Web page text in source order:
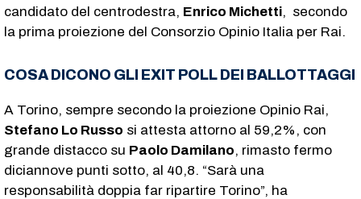
candidato del centrodestra, Enrico Michetti, secondo
la prima proiezione del Consorzio Opinio Italia per Rai.
COSA DICONO GLI EXIT POLL DEI BALLOTTAGGI
A Torino, sempre secondo la proiezione Opinio Rai,
Stefano Lo Russo si attesta attorno al 59,2%, con
grande distacco su Paolo Damilano, rimasto fermo
diciannove punti sotto, al 40,8. “Sarà una
responsabilità doppia far ripartire Torino”, ha